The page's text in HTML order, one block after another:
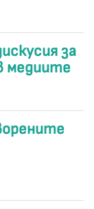
за
медиите